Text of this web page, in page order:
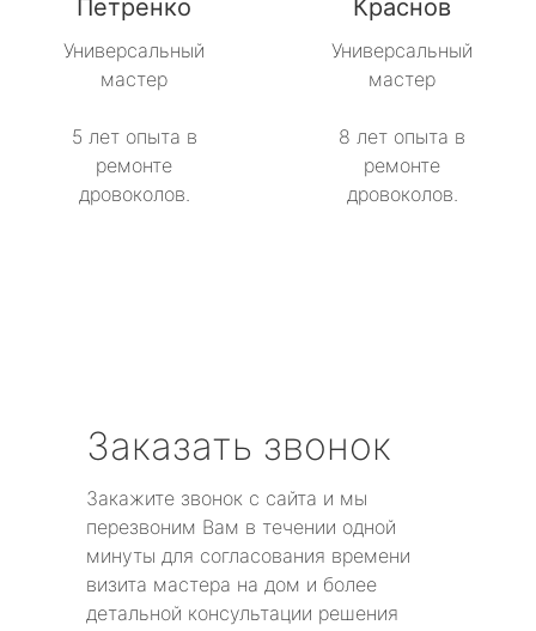
Петренко
Универсальный
мастер
5 лет опыта в
ремонте
дровоколов.
Краснов
Универсальный
мастер
8 лет опыта в
ремонте
дровоколов.
Заказать звонок
Закажите звонок с сайта и мы
перезвоним Вам в течении одной
минуты для согласования времени
визита мастера на дом и более
детальной консультации решения